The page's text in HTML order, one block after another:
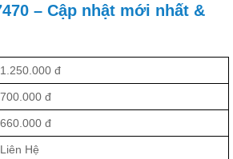
– Cập nhật mới nhất &
1.250.000 đ
700.000 đ
660.000 đ
Liên Hệ